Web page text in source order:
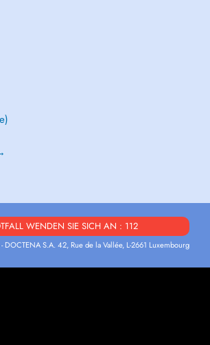
WENDEN SIE SICH AN : 112
S.A. 42, Rue de la Vallée, L-2661 Luxembourg